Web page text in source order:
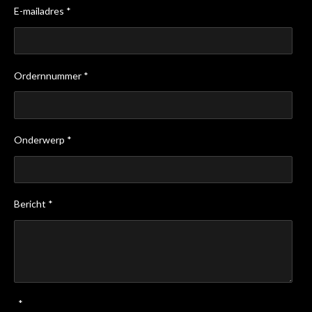
E-mailadres *
Ordernnummer *
Onderwerp *
Bericht *
*